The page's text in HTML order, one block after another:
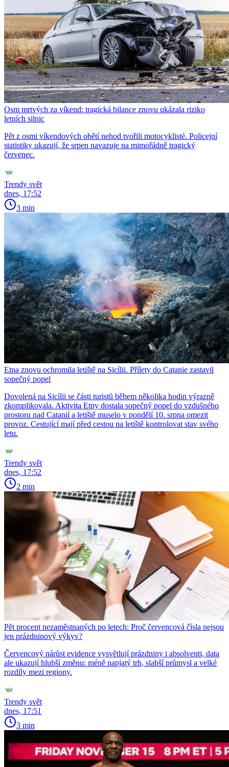
Osm mrtvých za víkend: tragická bilance znovu ukázala riziko
letních silnic
Pět z osmi víkendových obětí nehod tvořili motocyklisté. Policejní
statistiky ukazují, že srpen navazuje na mimořádně tragický
červenec.
Trendy svět
dnes, 17:52
3 min
Etna znovu ochromila letiště na Sicílii. Přílety do Catanie zastavil
sopečný popel
Dovolená na Sicílii se části turistů během několika hodin výrazně
zkomplikovala. Aktivita Etny dostala sopečný popel do vzdušného
prostoru nad Catanií a letiště muselo v pondělí 10. srpna omezit
provoz. Cestující mají před cestou na letiště kontrolovat stav svého
letu.
Trendy svět
dnes, 17:52
2 min
Pět procent nezaměstnaných po letech: Proč červencová čísla nejsou
jen prázdninový výkyv?
Červencový nárůst evidence vysvětlují prázdniny i absolventi, data
ale ukazují hlubší změnu: méně napjatý trh, slabší průmysl a velké
rozdíly mezi regiony.
Trendy svět
dnes, 17:51
3 min